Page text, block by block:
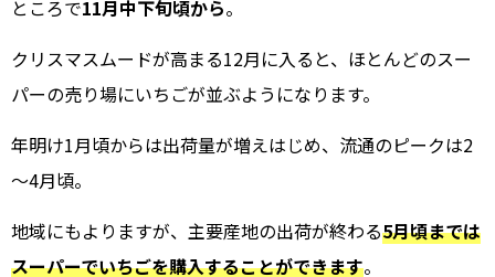
ところで11月中下旬頃から。
クリスマスムードが高まる12月に入ると、ほとんどのスー
パーの売り場にいちごが並ぶようになります。
年明け1月頃からは出荷量が増えはじめ、流通のピークは2
～4月頃。
地域にもよりますが、主要産地の出荷が終わる5月頃までは
スーパーでいちごを購入することができます。